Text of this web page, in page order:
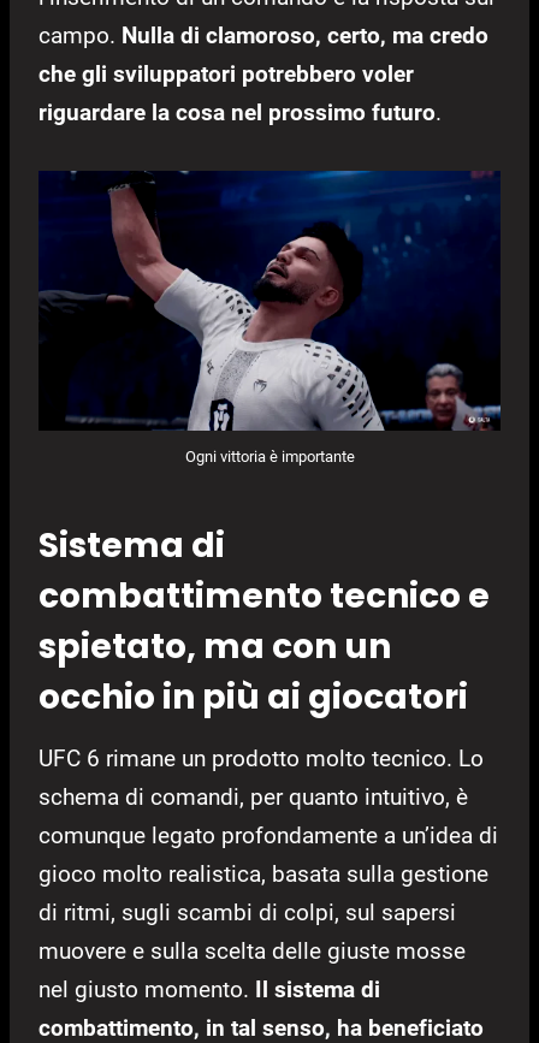
campo. Nulla di clamoroso, certo, ma credo
che gli sviluppatori potrebbero voler
riguardare la cosa nel prossimo futuro.
Ogni vittoria è importante
Sistema di
combattimento tecnico e
spietato, ma con un
occhio in più ai giocatori
UFC 6 rimane un prodotto molto tecnico. Lo
schema di comandi, per quanto intuitivo, è
comunque legato profondamente a un’idea di
gioco molto realistica, basata sulla gestione
di ritmi, sugli scambi di colpi, sul sapersi
muovere e sulla scelta delle giuste mosse
nel giusto momento. Il sistema di
combattimento, in tal senso, ha beneficiato